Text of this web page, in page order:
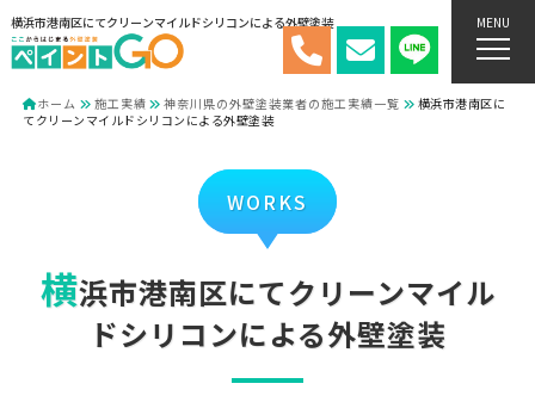
横浜市港南区にてクリーンマイルドシリコンによる外壁塗装 MENU
ホーム 施工実績 神奈川県の外壁塗装業者の施工実績一覧
横浜市港南区に
てクリーンマイルドシリコンによる外壁塗装
WORKS
横浜市港南区にてクリーンマイル
ドシリコンによる外壁塗装